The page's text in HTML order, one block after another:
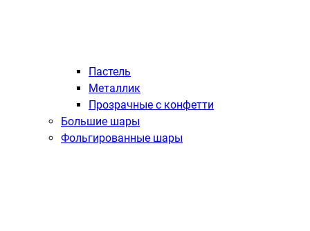
Пастель
Металлик
Прозрачные с конфетти
Большие шары
Фольгированные шары